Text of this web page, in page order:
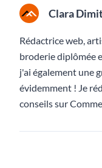
Clara
Rédactrice web,
broderie diplômée
j'ai également une
évidemment ! Je
conseils sur